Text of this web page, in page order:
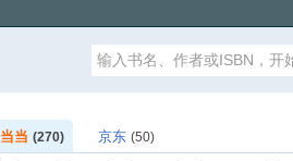
当当 (270) 京东 (50)